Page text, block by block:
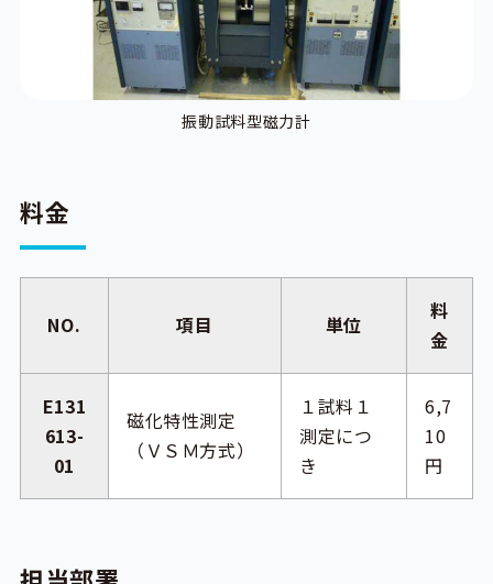
振動試料型磁力計
料金
NO. 項目 単位
料
金
E131
613-
01
磁化特性測定
（ＶＳＭ方式）
１試料１
測定につ
き
6,7
10
円